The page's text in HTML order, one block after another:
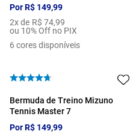
PorR$ 149,99
2x de R$ 74,99
ou 10% Off no PIX
6 cores disponíveis
Bermuda de Treino Mizuno
Tennis Master 7
PorR$ 149,99